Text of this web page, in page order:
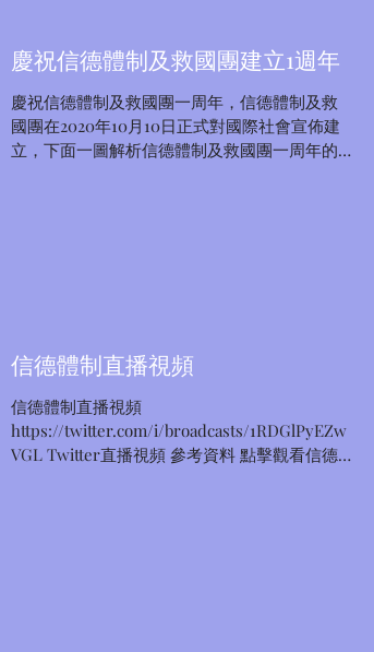
慶祝信德體制及救國團建立1週年
慶祝信德體制及救國團一周年，信德體制及救
國團在2020年10月10日正式對國際社會宣佈建
立，下面一圖解析信德體制及救國團一周年的
信德體制直播視頻
信德體制直播視頻
https://twitter.com/i/broadcasts/1RDGlPyEZw
VGL Twitter直播視頻 參考資料 點擊觀看信德